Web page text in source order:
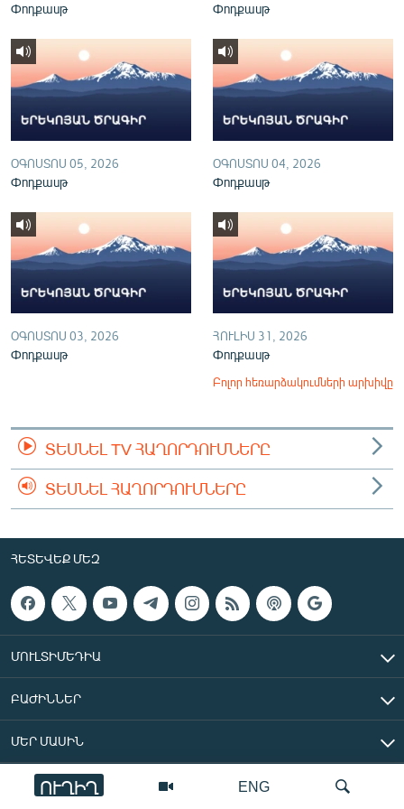
English
Русский
ՀԵՏԵՎԵՔ ՄԵԶ
«Ազատության» բոլոր կայքերը
ENG
ՈՒՂԻՂ
Փոդքասթ Փոդքասթ
ՕԳՈՍՏՈՍ 05, 2026
Փոդքասթ
ՕԳՈՍՏՈՍ 04, 2026
Փոդքասթ
ՕԳՈՍՏՈՍ 03, 2026
Փոդքասթ
ՀՈՒԼԻՍ 31, 2026
Փոդքասթ
Բոլոր հեռարձակումների արխիվը
ՏԵՍՆԵԼ TV ՀԱՂՈՐԴՈՒՄՆԵՐԸ
ՏԵՍՆԵԼ ՀԱՂՈՐԴՈՒՄՆԵՐԸ
ՀԵՏԵՎԵՔ ՄԵԶ
ՄՈՒԼՏԻՄԵԴԻԱ
ԲԱԺԻՆՆԵՐ
ՄԵՐ ՄԱՍԻՆ
«Ազատ Եվրոպա/Ազատություն» ռադիոկայան © 2026